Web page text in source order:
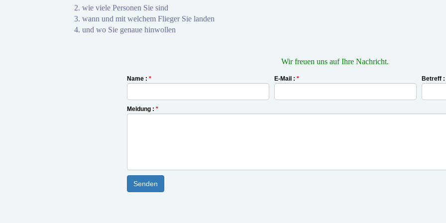
2. wie viele Personen Sie sind
3. wann und mit welchem Flieger Sie landen
4. und wo Sie genaue hinwollen
Wir freuen uns auf Ihre Nachricht.
Name : * E-Mail : * Betreff :
Meldung : *